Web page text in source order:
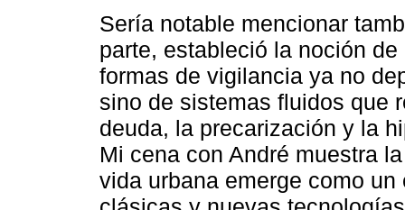
Sería notable mencionar
parte, estableció la noción
formas de vigilancia ya no
sino de sistemas fluidos que
deuda, la precarización y la
Mi cena con André muestra
vida urbana emerge como